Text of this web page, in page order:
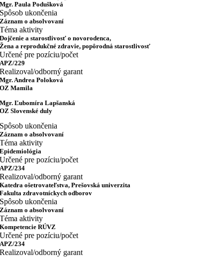
Mgr. Paula Podušková
Spôsob ukončenia
Záznam o absolvovaní
Téma aktivity
Dojčenie a starostlivosť o novorodenca,
Žena a reprodukčné zdravie, popôrodná starostlivosť
Určené pre pozíciu/počet
APZ/229
Realizoval/odborný garant
Mgr. Andrea Poloková
OZ Mamila
Mgr. Ľubomíra Lapšanská
OZ Slovenské duly
Spôsob ukončenia
Záznam o absolvovaní
Téma aktivity
Epidemiológia
Určené pre pozíciu/počet
APZ/234
Realizoval/odborný garant
Katedra ošetrovateľstva, Prešovská univerzita
Fakulta zdravotníckych odborov
Spôsob ukončenia
Záznam o absolvovaní
Téma aktivity
Kompetencie RÚVZ
Určené pre pozíciu/počet
APZ/234
Realizoval/odborný garant